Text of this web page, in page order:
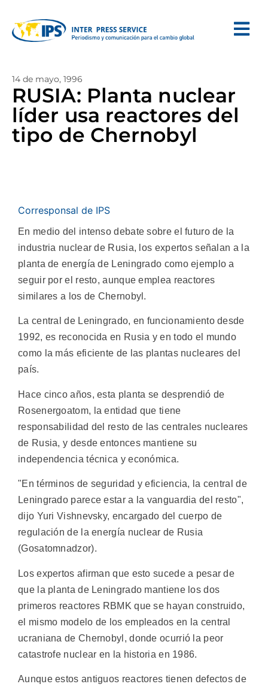
14 de mayo, 1996
RUSIA: Planta nuclear
líder usa reactores del
tipo de Chernobyl
Corresponsal de IPS
En medio del intenso debate sobre el futuro de la
industria nuclear de Rusia, los expertos señalan a la
planta de energía de Leningrado como ejemplo a
seguir por el resto, aunque emplea reactores
similares a los de Chernobyl.
La central de Leningrado, en funcionamiento desde
1992, es reconocida en Rusia y en todo el mundo
como la más eficiente de las plantas nucleares del
país.
Hace cinco años, esta planta se desprendió de
Rosenergoatom, la entidad que tiene
responsabilidad del resto de las centrales nucleares
de Rusia, y desde entonces mantiene su
independencia técnica y económica.
"En términos de seguridad y eficiencia, la central de
Leningrado parece estar a la vanguardia del resto",
dijo Yuri Vishnevsky, encargado del cuerpo de
regulación de la energía nuclear de Rusia
(Gosatomnadzor).
Los expertos afirman que esto sucede a pesar de
que la planta de Leningrado mantiene los dos
primeros reactores RBMK que se hayan construido,
el mismo modelo de los empleados en la central
ucraniana de Chernobyl, donde ocurrió la peor
catastrofe nuclear en la historia en 1986.
Aunque estos antiguos reactores tienen defectos de